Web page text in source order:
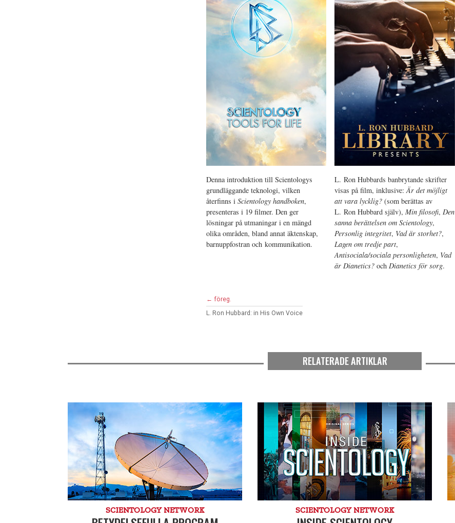
Denna introduktion till Scientologys
grundläggande teknologi, vilken
återfinns i Scientology handboken,
presenteras i 19 filmer. Den ger
lösningar på utmaningar i en mängd
olika områden, bland annat äktenskap,
barnuppfostran och kommunikation.
L. Ron Hubbards banbrytande skrifter
visas på film, inklusive:Är det möjligt
att vara lycklig?(som berättas av
L. Ron Hubbard själv), Min filosofi, Den
sanna berättelsen om Scientology,
Personlig integritet, Vad är storhet?,
Lagen om tredje part,
Antisociala/sociala personligheten, Vad
är Dianetics? och Dianetics för sorg.
← föreg.
L. Ron Hubbard: in His Own Voice
RELATERADE ARTIKLAR
SCIENTOLOGY NETWORK SCIENTOLOGY NETWORK